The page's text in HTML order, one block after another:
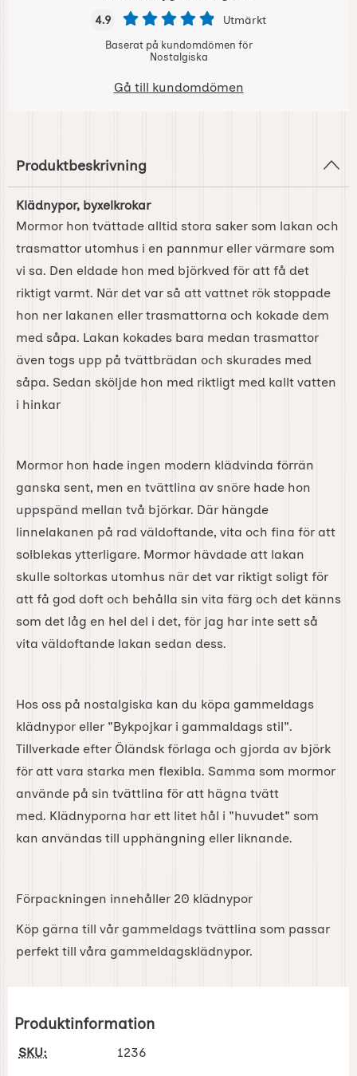
4.9 Utmärkt
Baserat på kundomdömen för
Nostalgiska
Gå till kundomdömen
Produktbeskrivning
Klädnypor, byxelkrokar
Mormor hon tvättade alltid stora saker som lakan och
trasmattor utomhus i en pannmur eller värmare som
vi sa. Den eldade hon med björkved för att få det
riktigt varmt. När det var så att vattnet rök stoppade
hon ner lakanen eller trasmattorna och kokade dem
med såpa. Lakan kokades bara medan trasmattor
även togs upp på tvättbrädan och skurades med
såpa. Sedan sköljde hon med riktligt med kallt vatten
i hinkar
Mormor hon hade ingen modern klädvinda förrän
ganska sent, men en tvättlina av snöre hade hon
uppspänd mellan två björkar. Där hängde
linnelakanen på rad väldoftande, vita och fina för att
solblekas ytterligare. Mormor hävdade att lakan
skulle soltorkas utomhus när det var riktigt soligt för
att få god doft och behålla sin vita färg och det känns
som det låg en hel del i det, för jag har inte sett så
vita väldoftande lakan sedan dess.
Hos oss på nostalgiska kan du köpa gammeldags
klädnypor eller "Bykpojkar i gammaldags stil".
Tillverkade efter Öländsk förlaga och gjorda av björk
för att vara starka men flexibla. Samma som mormor
använde på sin tvättlina för att hägna tvätt
med. Klädnyporna har ett litet hål i "huvudet" som
kan användas till upphängning eller liknande.
Förpackningen innehåller 20 klädnypor
Köp gärna till vår gammeldags tvättlina som passar
perfekt till våra gammeldagsklädnypor.
Produktinformation
SKU: 1236